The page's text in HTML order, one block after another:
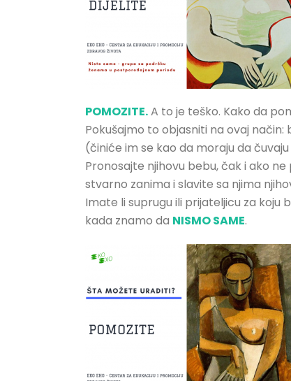
POMOZITE.A to je teško. Kako da
Pokušajmo to objasniti na ovaj
(činiće im se kao da moraju da
Pronosajte njihovu bebu, čak i ako
stvarno zanima i slavite sa njima
Imate li suprugu ili prijateljicu za koju
kada znamo da NISMO SAME.